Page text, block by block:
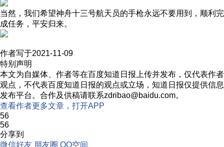
当然，我们希望神舟十三号航天员的手枪永远不要用到，顺利完
成任务，平安归来。
作者写于2021-11-09
特别声明
本文为自媒体、作者等在百度知道日报上传并发布，仅代表作者
观点，不代表百度知道日报的观点或立场，知道日报仅提供信息
发布平台。合作及供稿请联系zdribao@baidu.com。
查看作者更多文章，打开APP
56
56
分享到
微信好友 朋友圈 QQ空间